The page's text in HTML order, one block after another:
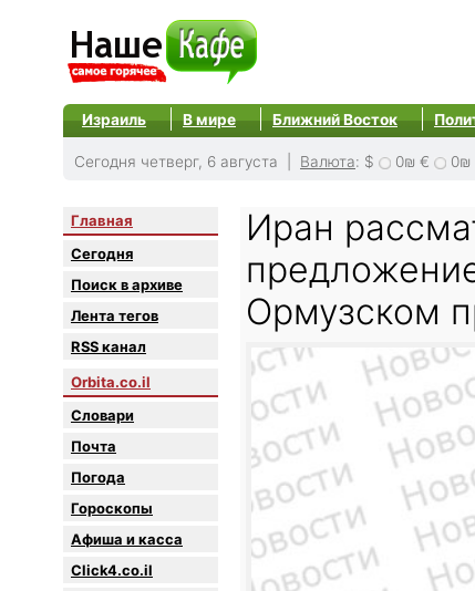
Израиль В мире Ближний Восток
Сегодня четверг, 6 августа | Валюта: $ 0₪ € 0₪
Главная
Сегодня
Поиск в архиве
Лента тегов
RSS канал
Orbita.co.il
Словари
Почта
Погода
Гороскопы
Афиша и касса
Click4.co.il
Иран
Ормузском